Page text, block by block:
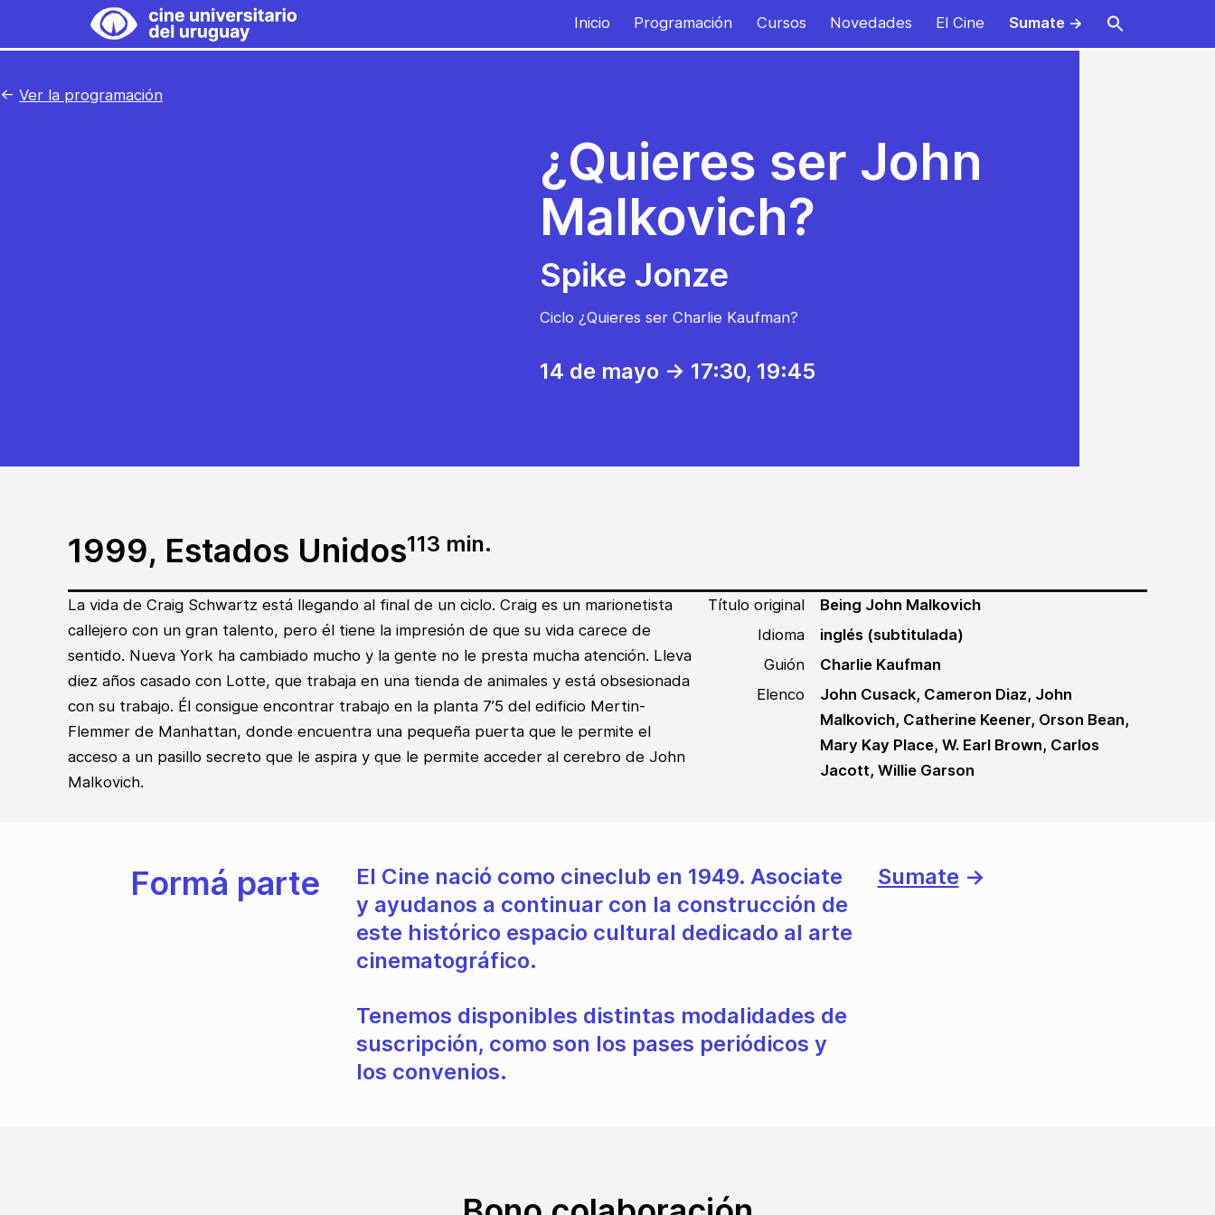
Universitario
Inicio Programación Cursos Novedades El Cine Sumate →
← Ver la programación
¿Quieres ser John
Malkovich?
Spike Jonze
Ciclo ¿Quieres ser Charlie Kaufman?
14 de mayo -> 17:30, 19:45
1999, Estados Unidos113 min.
La vida de Craig Schwartz está llegando al final de un ciclo. Craig es un marionetista
callejero con un gran talento, pero él tiene la impresión de que su vida carece de
sentido. Nueva York ha cambiado mucho y la gente no le presta mucha atención. Lleva
diez años casado con Lotte, que trabaja en una tienda de animales y está obsesionada
con su trabajo. Él consigue encontrar trabajo en la planta 7’5 del edificio Mertin-
Flemmer de Manhattan, donde encuentra una pequeña puerta que le permite el
acceso a un pasillo secreto que le aspira y que le permite acceder al cerebro de John
Malkovich.
Título original
Being John Malkovich
Idioma
inglés (subtitulada)
Guión
Charlie Kaufman
Elenco
John Cusack, Cameron Diaz, John
Malkovich, Catherine Keener, Orson Bean,
Mary Kay Place, W. Earl Brown, Carlos
Jacott, Willie Garson
Formá parte
El Cine nació como cineclub en 1949. Asociate
y ayudanos a continuar con la construcción de
este histórico espacio cultural dedicado al arte
cinematográfico.
Tenemos disponibles distintas modalidades de
suscripción, como son los pases periódicos y
los convenios.
Sumate →